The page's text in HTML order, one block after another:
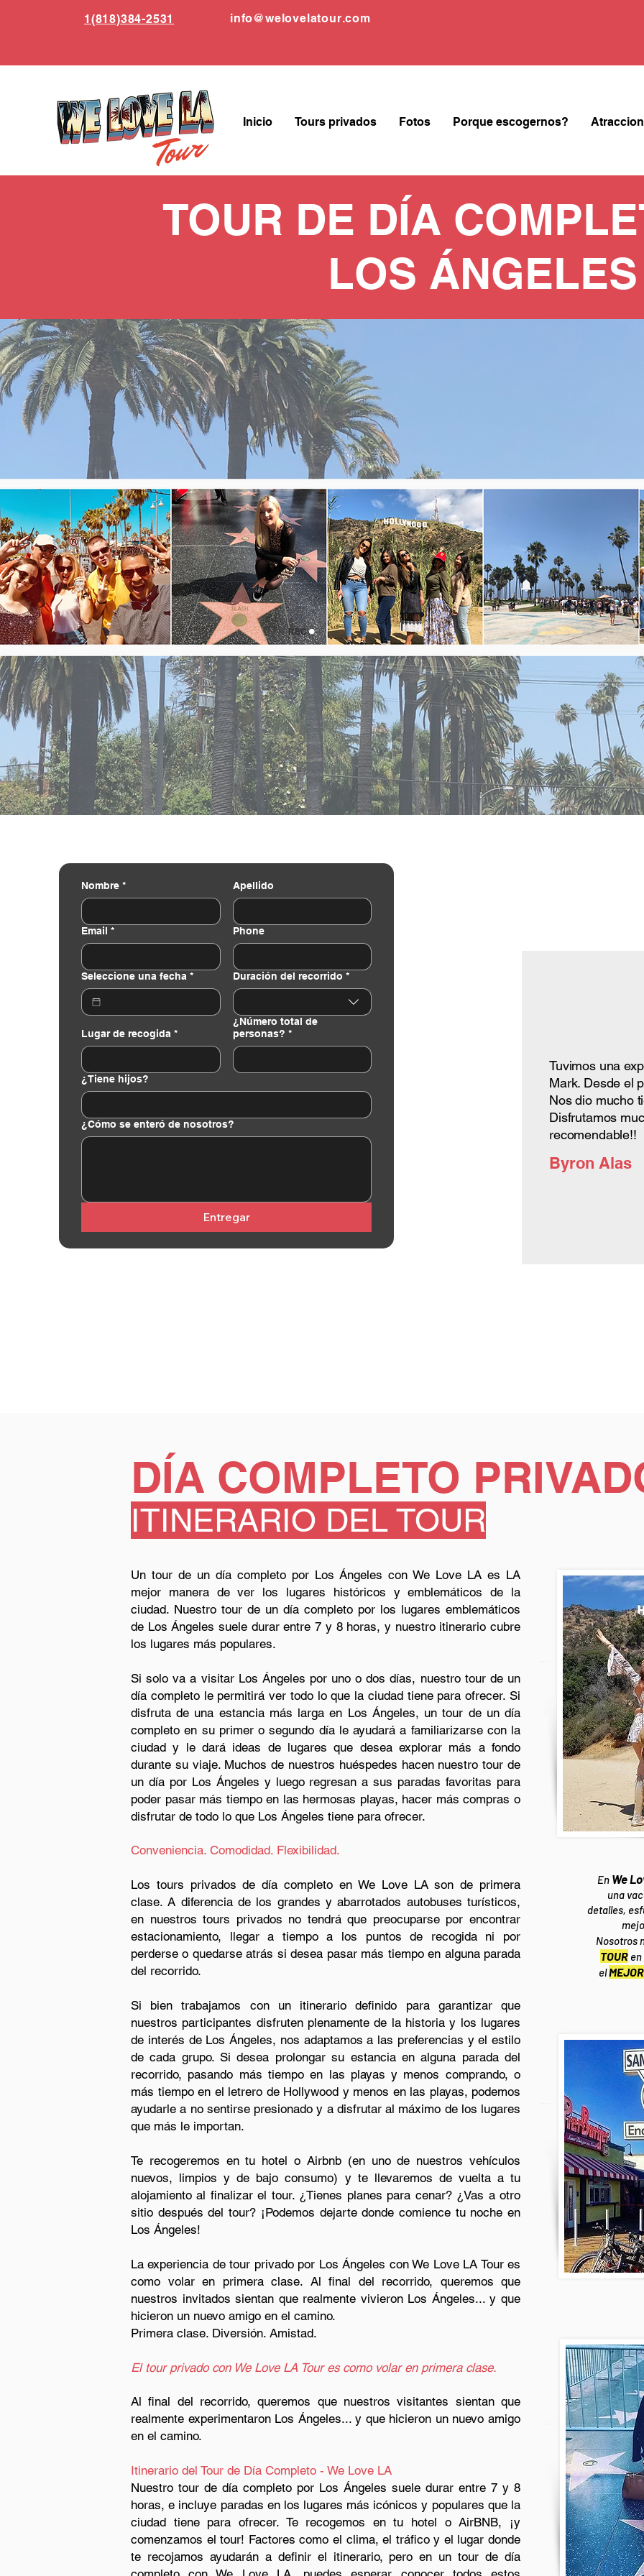
1(818)384-2531 info@welovelatour.com
Inicio Tours privados Fotos Porque escogernos?
TOUR DE DÍA
LOS ÁNGELES
Nombre * Apellido
Email * Phone
Seleccione una fecha * Duración del recorrido *
Lugar de recogida *
¿Número total de
personas? *
¿Tiene hijos?
¿Cómo se enteró de nosotros?
Entregar
Tuvimos una
Mark. Desde el
Nos dio mucho
Disfrutamos
recomendable!!
Byron Alas
DÍA COMPLETO
ITINERARIO DEL TOUR
Un tour de un día completo por Los Ángeles con We Love LA es LA
mejor manera de ver los lugares históricos y emblemáticos de la
ciudad. Nuestro tour de un día completo por los lugares emblemáticos
de Los Ángeles suele durar entre 7 y 8 horas, y nuestro itinerario cubre
los lugares más populares.
Si solo va a visitar Los Ángeles por uno o dos días, nuestro tour de un
día completo le permitirá ver todo lo que la ciudad tiene para ofrecer. Si
disfruta de una estancia más larga en Los Ángeles, un tour de un día
completo en su primer o segundo día le ayudará a familiarizarse con la
ciudad y le dará ideas de lugares que desea explorar más a fondo
durante su viaje. Muchos de nuestros huéspedes hacen nuestro tour de
un día por Los Ángeles y luego regresan a sus paradas favoritas para
poder pasar más tiempo en las hermosas playas, hacer más compras o
disfrutar de todo lo que Los Ángeles tiene para ofrecer.
Conveniencia. Comodidad. Flexibilidad.
Los tours privados de día completo en We Love LA son de primera
clase. A diferencia de los grandes y abarrotados autobuses turísticos,
en nuestros tours privados no tendrá que preocuparse por encontrar
estacionamiento, llegar a tiempo a los puntos de recogida ni por
perderse o quedarse atrás si desea pasar más tiempo en alguna parada
del recorrido.
Si bien trabajamos con un itinerario definido para garantizar que
nuestros participantes disfruten plenamente de la historia y los lugares
de interés de Los Ángeles, nos adaptamos a las preferencias y el estilo
de cada grupo. Si desea prolongar su estancia en alguna parada del
recorrido, pasando más tiempo en las playas y menos comprando, o
más tiempo en el letrero de Hollywood y menos en las playas, podemos
ayudarle a no sentirse presionado y a disfrutar al máximo de los lugares
que más le importan.
Te recogeremos en tu hotel o Airbnb (en uno de nuestros vehículos
nuevos, limpios y de bajo consumo) y te llevaremos de vuelta a tu
alojamiento al finalizar el tour. ¿Tienes planes para cenar? ¿Vas a otro
sitio después del tour? ¡Podemos dejarte donde comience tu noche en
Los Ángeles!
La experiencia de tour privado por Los Ángeles con We Love LA Tour es
como volar en primera clase. Al final del recorrido, queremos que
nuestros invitados sientan que realmente vivieron Los Ángeles... y que
hicieron un nuevo amigo en el camino.
Primera clase. Diversión. Amistad.
El tour privado con We Love LA Tour es como volar en primera clase.
Al final del recorrido, queremos que nuestros visitantes sientan que
realmente experimentaron Los Ángeles... y que hicieron un nuevo amigo
en el camino.
Itinerario del Tour de Día Completo - We Love LA
Nuestro tour de día completo por Los Ángeles suele durar entre 7 y 8
horas, e incluye paradas en los lugares más icónicos y populares que la
ciudad tiene para ofrecer. Te recogemos en tu hotel o AirBNB, ¡y
comenzamos el tour! Factores como el clima, el tráfico y el lugar donde
te recojamos ayudarán a definir el itinerario, pero en un tour de día
En We
una
detalles,
Nosotros
TOURen
el